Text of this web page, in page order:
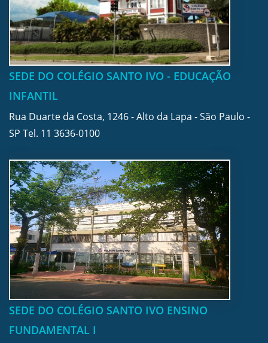
SEDE DO COLÉGIO SANTO IVO - EDUCAÇÃO
INFANTIL
Rua Duarte da Costa, 1246 - Alto da Lapa - São Paulo -
SP Tel. 11 3636-0100
SEDE DO COLÉGIO SANTO IVO ENSINO
FUNDAMENTAL I